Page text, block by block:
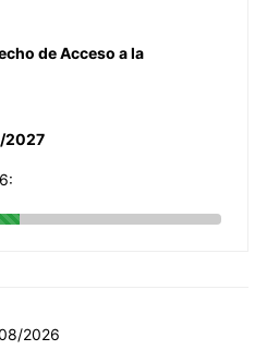
de Acceso a la
2027
2026